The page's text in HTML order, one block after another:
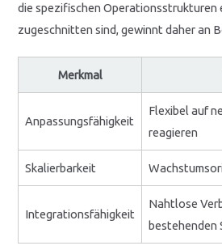
die spezifischen Operationsstrukturen
zugeschnitten sind, gewinnt daher an
Merkmal
Anpassungsfähigkeit
Flexibel auf
reagieren
Skalierbarkeit
Integrationsfähigkeit
Nahtlose
bestehenden